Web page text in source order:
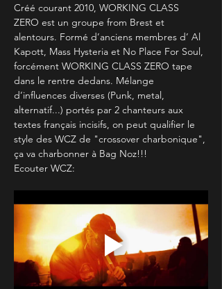
Créé courant 2010, WORKING CLASS
ZERO est un groupe from Brest et
alentours. Formé d’anciens membres d’ Al
Kapott, Mass Hysteria et No Place For Soul,
forcément WORKING CLASS ZERO tape
dans le rentre dedans. Mélange
d’influences diverses (Punk, metal,
alternatif...) portés par 2 chanteurs aux
textes français incisifs, on peut qualifier le
style des WCZ de "crossover charbonique",
ça va charbonner à Bag Noz!!!
Ecouter WCZ: